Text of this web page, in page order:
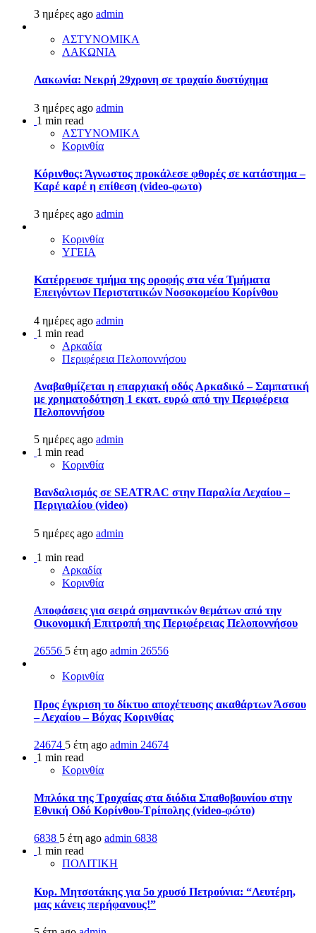
3 ημέρες ago admin
ΑΣΤΥΝΟΜΙΚΑ
ΛΑΚΩΝΙΑ
Λακωνία: Νεκρή 29χρονη σε τροχαίο δυστύχημα
3 ημέρες ago admin
1 min read
ΑΣΤΥΝΟΜΙΚΑ
Κορινθία
Κόρινθος: Άγνωστος προκάλεσε φθορές σε κατάστημα –
Καρέ καρέ η επίθεση (video-φωτο)
3 ημέρες ago admin
Κορινθία
ΥΓΕΙΑ
Kατέρρευσε τμήμα της οροφής στα νέα Τμήματα
Επειγόντων Περιστατικών Νοσοκομείου Κορίνθου
4 ημέρες ago admin
1 min read
Αρκαδία
Περιφέρεια Πελοποννήσου
Αναβαθμίζεται η επαρχιακή οδός Αρκαδικό – Σαμπατική
με χρηματοδότηση 1 εκατ. ευρώ από την Περιφέρεια
Πελοποννήσου
5 ημέρες ago admin
1 min read
Κορινθία
Βανδαλισμός σε SEATRAC στην Παραλία Λεχαίου –
Περιγιαλίου (video)
5 ημέρες ago admin
1 min read
Αρκαδία
Κορινθία
Αποφάσεις για σειρά σημαντικών θεμάτων από την
Οικονομική Επιτροπή της Περιφέρειας Πελοποννήσου
26556 5 έτη ago admin 26556
Κορινθία
Προς έγκριση το δίκτυο αποχέτευσης ακαθάρτων Άσσου
– Λεχαίου – Βόχας Κορινθίας
24674 5 έτη ago admin 24674
1 min read
Κορινθία
Μπλόκα της Τροχαίας στα διόδια Σπαθοβουνίου στην
Εθνική Οδό Κορίνθου-Τρίπολης (video-φώτο)
6838 5 έτη ago admin 6838
1 min read
ΠΟΛΙΤΙΚΗ
Κυρ. Μητσοτάκης για 5ο χρυσό Πετρούνια: “Λευτέρη,
μας κάνεις περήφανους!”